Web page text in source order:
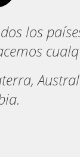
los